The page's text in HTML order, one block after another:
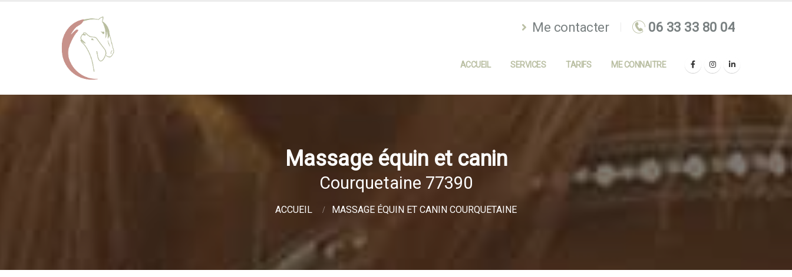
Me contacter
ACCUEIL SERVICES TARIFS ME CONNAITRE
Massage équin et canin
Courquetaine 77390
ACCUEIL MASSAGE ÉQUIN ET CANIN COURQUETAINE